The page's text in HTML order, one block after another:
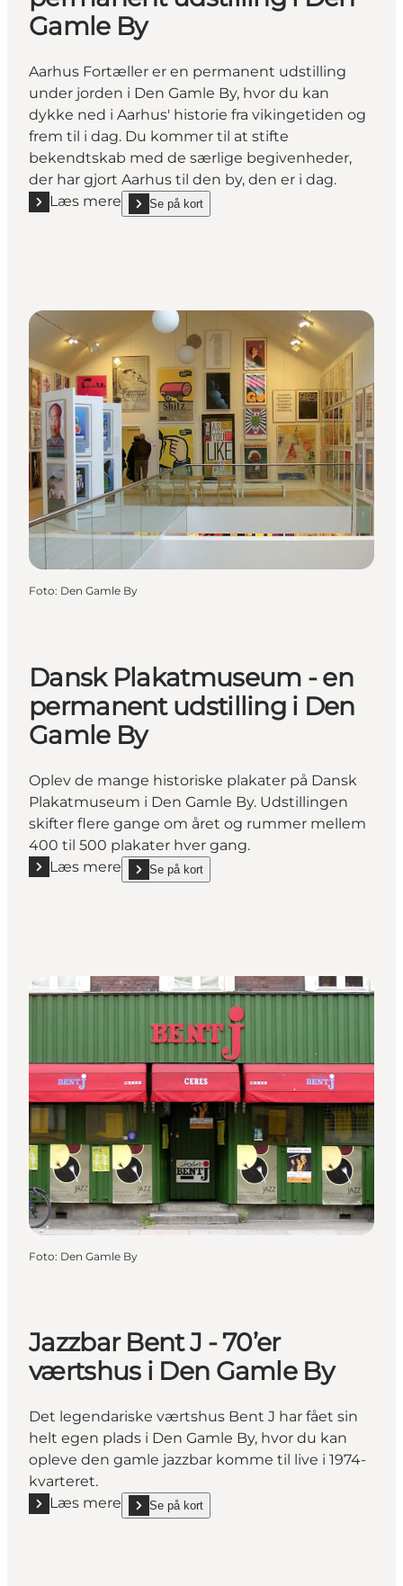
Gamle By
Aarhus Fortæller er en permanent udstilling
under jorden i Den Gamle By, hvor du kan
dykke ned i Aarhus' historie fra vikingetiden og
frem til i dag. Du kommer til at stifte
bekendtskab med de særlige begivenheder,
der har gjort Aarhus til den by, den er i dag.
Læs mere
Læs mere "Aarhus Fortæller - en permanent
Se på kort
show Aarhus Fortæller - en permanent udstilling i
Foto: Den Gamle By
Dansk Plakatmuseum - en
permanent udstilling i Den
Gamle By
Oplev de mange historiske plakater på Dansk
Plakatmuseum i Den Gamle By. Udstillingen
skifter flere gange om året og rummer mellem
400 til 500 plakater hver gang.
Læs mere
Læs mere "Dansk Plakatmuseum - en permanent
Se på kort
show Dansk Plakatmuseum - en permanent
Foto: Den Gamle By
Jazzbar Bent J - 70’er
værtshus i Den Gamle By
Det legendariske værtshus Bent J har fået sin
helt egen plads i Den Gamle By, hvor du kan
opleve den gamle jazzbar komme til live i 1974-
kvarteret.
Læs mere
Læs mere "Jazzbar Bent J - 70’er værtshus i Den
Se på kort
show Jazzbar Bent J - 70’er værtshus i Den Gamle